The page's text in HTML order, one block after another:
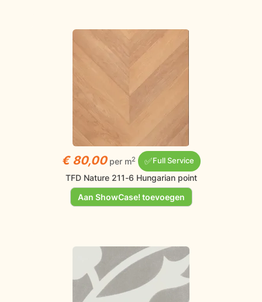
€ 80,00 per m2 ✅Full Service
TFD Nature 211-6 Hungarian point
Aan ShowCase! toevoegen